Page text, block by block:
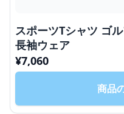
スポーツTシャツ ゴ
長袖ウェア
¥7,060
商品